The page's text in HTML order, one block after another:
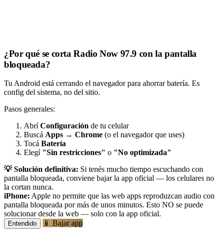
¿Por qué se corta Radio Now 97.9 con la pantalla
bloqueada?
Tu Android está cerrando el navegador para ahorrar batería. Es
config del sistema, no del sitio.
Pasos generales:
AbríConfiguración de tu celular
Buscá Apps → Chrome (o el navegador que uses)
Tocá Batería
Elegí "Sin restricciones" o "No optimizada"
💡 Solución definitiva: Si tenés mucho tiempo escuchando con
pantalla bloqueada, conviene bajar la app oficial — los celulares no
la cortan nunca.
iPhone: Apple no permite que las web apps reproduzcan audio con
pantalla bloqueada por más de unos minutos. Esto NO se puede
solucionar desde la web — solo con la app oficial.
Entendido 📱 Bajar app